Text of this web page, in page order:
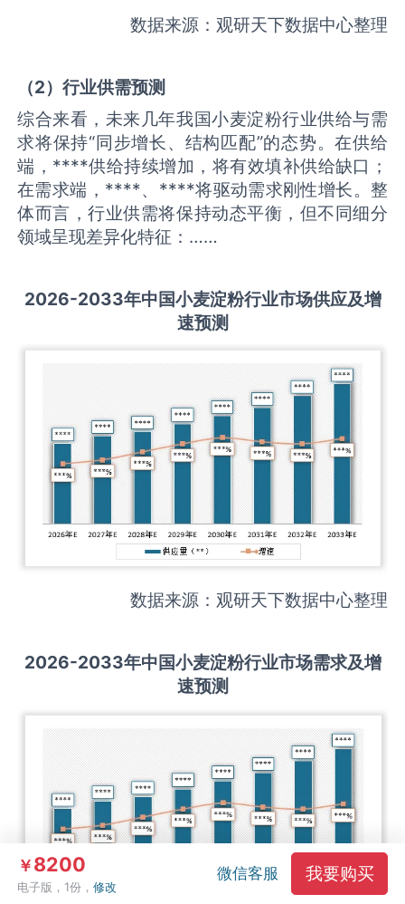
数据来源：观研天下数据中心整理
（2）行业供需预测
综合来看，未来几年我国小麦淀粉行业供给与需
求将保持“同步增长、结构匹配”的态势。在供给
端，****供给持续增加，将有效填补供给缺口；
在需求端，****、****将驱动需求刚性增长。整
体而言，行业供需将保持动态平衡，但不同细分
领域呈现差异化特征：……
2026-2033年中国小麦淀粉行业市场供应及增
速预测
数据来源：观研天下数据中心整理
2026-2033年中国小麦淀粉行业市场需求及增
速预测
￥8200
电子版，1份，修改
微信客服 我要购买